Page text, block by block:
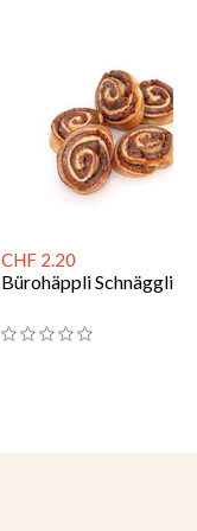
CHF 2.20
Bürohäppli Schnäggli